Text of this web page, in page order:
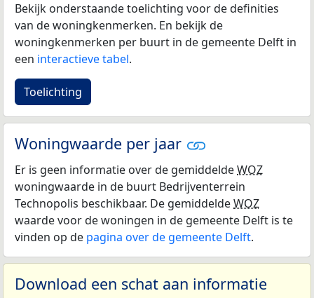
Bekijk onderstaande toelichting voor de definities
van de woningkenmerken. En bekijk de
woningkenmerken per buurt in de gemeente Delft in
een interactieve tabel.
Toelichting
Woningwaarde per jaar
Er is geen informatie over de gemiddeldeWOZ
woningwaarde in de buurt Bedrijventerrein
Technopolis beschikbaar. De gemiddeldeWOZ
waarde voor de woningen in de gemeente Delft is te
vinden op de pagina over de gemeente Delft.
Download een schat aan informatie